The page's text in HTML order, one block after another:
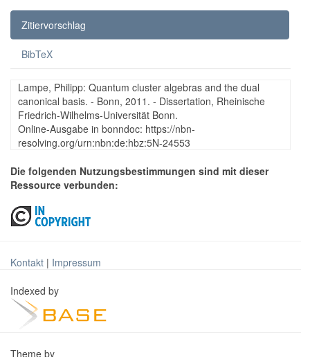
Zitiervorschlag
BibTeX
Lampe, Philipp: Quantum cluster algebras and the dual
canonical basis. - Bonn, 2011. - Dissertation, Rheinische
Friedrich-Wilhelms-Universität Bonn.
Online-Ausgabe in bonndoc: https://nbn-
resolving.org/urn:nbn:de:hbz:5N-24553
Die folgenden Nutzungsbestimmungen sind mit dieser
Ressource verbunden:
Kontakt | Impressum
Indexed by
Theme by